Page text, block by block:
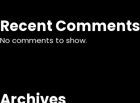
Recent Comments
No comments to show.